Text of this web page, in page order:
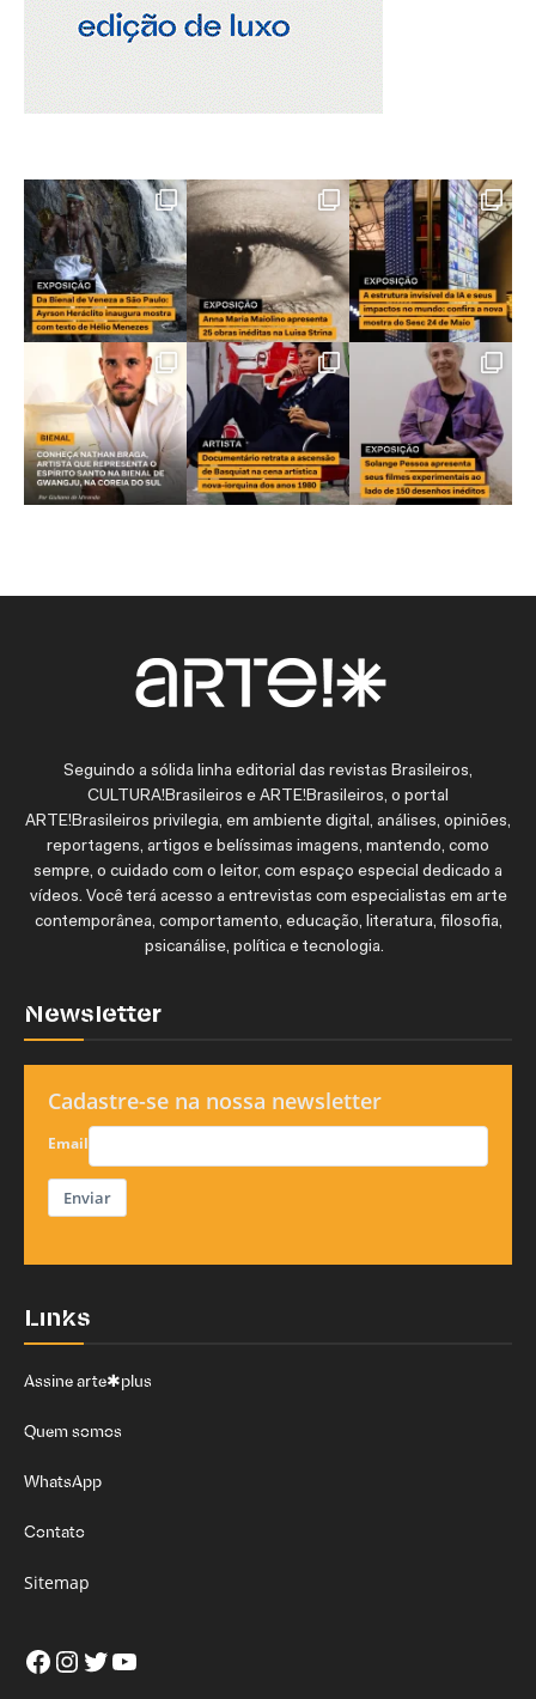
Seguindo a sólida linha editorial das revistas Brasileiros,
CULTURA!Brasileiros e ARTE!Brasileiros, o portal
ARTE!Brasileiros privilegia, em ambiente digital, análises, opiniões,
reportagens, artigos e belíssimas imagens, mantendo, como
sempre, o cuidado com o leitor, com espaço especial dedicado a
vídeos. Você terá acesso a entrevistas com especialistas em arte
contemporânea, comportamento, educação, literatura, filosofia,
psicanálise, política e tecnologia.
Newsletter
Cadastre-se na nossa newsletter
Email
Enviar
Links
Assine arte✱plus
Quem somos
WhatsApp
Contato
Sitemap
Facebook
Instagram
Twitter
Youtube